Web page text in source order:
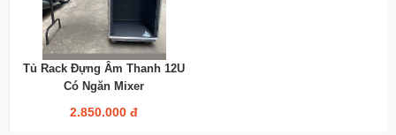
Tủ Rack Đựng Âm Thanh 12U
Có Ngăn Mixer
2.850.000 đ